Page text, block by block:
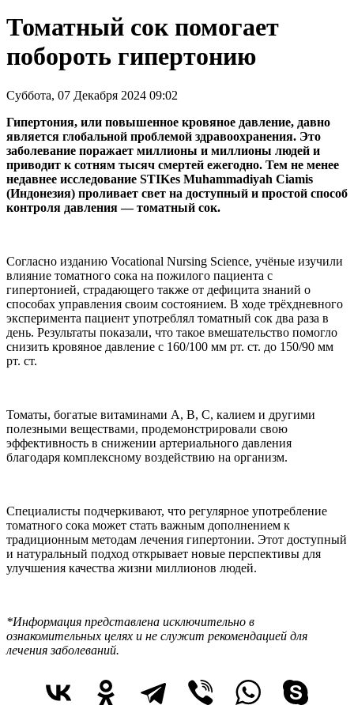
Томатный сок помогает
побороть гипертонию
Суббота, 07 Декабря 2024 09:02
Гипертония, или повышенное кровяное давление, давно
является глобальной проблемой здравоохранения. Это
заболевание поражает миллионы и миллионы людей и
приводит к сотням тысяч смертей ежегодно. Тем не менее
недавнее исследование STIKes Muhammadiyah Ciamis
(Индонезия) проливает свет на доступный и простой способ
контроля давления — томатный сок.
Согласно изданию Vocational Nursing Science, учёные изучили
влияние томатного сока на пожилого пациента с
гипертонией, страдающего также от дефицита знаний о
способах управления своим состоянием. В ходе трёхдневного
эксперимента пациент употреблял томатный сок два раза в
день. Результаты показали, что такое вмешательство помогло
снизить кровяное давление с 160/100 мм рт. ст. до 150/90 мм
рт. ст.
Томаты, богатые витаминами А, В, С, калием и другими
полезными веществами, продемонстрировали свою
эффективность в снижении артериального давления
благодаря комплексному воздействию на организм.
Специалисты подчеркивают, что регулярное употребление
томатного сока может стать важным дополнением к
традиционным методам лечения гипертонии. Этот доступный
и натуральный подход открывает новые перспективы для
улучшения качества жизни миллионов людей.
*Информация представлена исключительно в
ознакомительных целях и не служит рекомендацией для
лечения заболеваний.